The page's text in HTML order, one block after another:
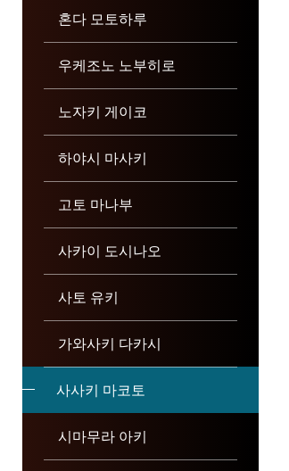
혼다 모토하루
우케조노 노부히로
노자키 게이코
하야시 마사키
고토 마나부
사카이 도시나오
사토 유키
가와사키 다카시
사사키 마코토
시마무라 아키